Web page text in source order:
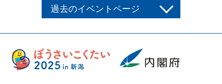
過去のイベントページ